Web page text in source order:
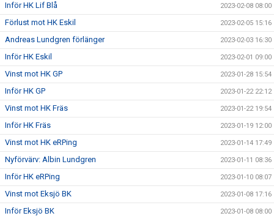
Inför HK Lif Blå 2023-02-08 08:00
Förlust mot HK Eskil 2023-02-05 15:16
Andreas Lundgren förlänger 2023-02-03 16:30
Inför HK Eskil 2023-02-01 09:00
Vinst mot HK GP 2023-01-28 15:54
Inför HK GP 2023-01-22 22:12
Vinst mot HK Fräs 2023-01-22 19:54
Inför HK Fräs 2023-01-19 12:00
Vinst mot HK eRPing 2023-01-14 17:49
Nyförvärv: Albin Lundgren 2023-01-11 08:36
Inför HK eRPing 2023-01-10 08:07
Vinst mot Eksjö BK 2023-01-08 17:16
Inför Eksjö BK 2023-01-08 08:00